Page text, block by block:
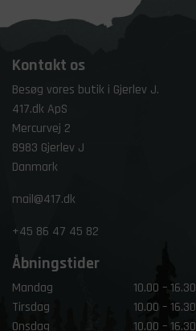
Kontakt os
Besøg vores butik i Gjerlev J.
417.dk ApS
Mercurvej 2
8983 Gjerlev J
Danmark
mail@417.dk
+45 86 47 45 82
Åbningstider
Mandag
10.00 – 16.30
Tirsdag
10.00 – 16.30
Onsdag
10.00 – 16.30